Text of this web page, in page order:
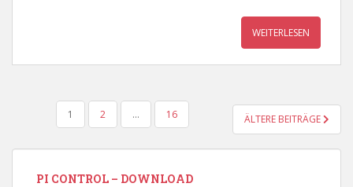
WEITERLESEN
SEITENNUMMERIERUNG
BEITRÄGE
1 2 … 16 ÄLTERE BEITRÄGE
PI CONTROL – DOWNLOAD